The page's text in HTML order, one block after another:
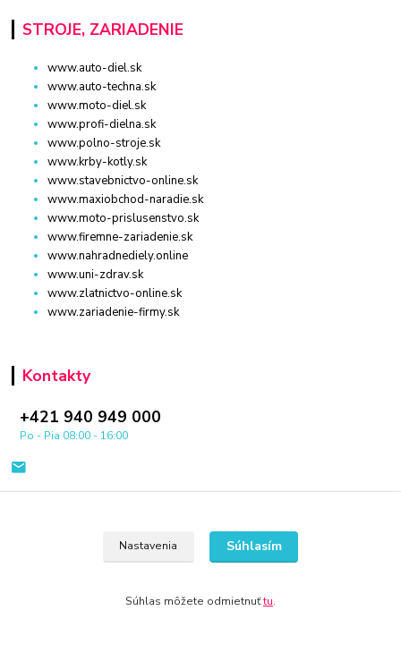
STROJE, ZARIADENIE
www.auto-diel.sk
www.auto-techna.sk
www.moto-diel.sk
www.profi-dielna.sk
www.polno-stroje.sk
www.krby-kotly.sk
www.stavebnictvo-online.sk
www.maxiobchod-naradie.sk
www.moto-prislusenstvo.sk
www.firemne-zariadenie.sk
www.nahradnediely.online
www.uni-zdrav.sk
www.zlatnictvo-online.sk
www.zariadenie-firmy.sk
Kontakty
+421 940 949 000
Po - Pia 08:00 - 16:00
© 2024 Všetky práva vyhradené KAMENIK.SK
Nastavenia Súhlasím
Súhlas môžete odmietnuťtu.